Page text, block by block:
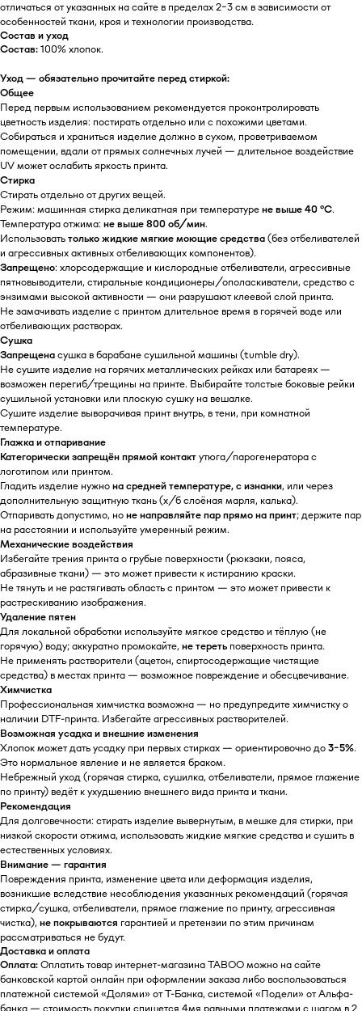
отличаться от указанных на сайте в пределах 2–3 см в зависимости от
особенностей ткани, кроя и технологии производства.
Состав и уход
Состав:100% хлопок.
Уход — обязательно прочитайте перед стиркой:
Общее
Перед первым использованием рекомендуется проконтролировать
цветность изделия: постирать отдельно или с похожими цветами.
Собираться и храниться изделие должно в сухом, проветриваемом
помещении, вдали от прямых солнечных лучей — длительное воздействие
UV может ослабить яркость принта.
Стирка
Стирать отдельно от других вещей.
Режим: машинная стирка деликатная при температурене выше 40 °C.
Температура отжима:не выше 800 об/мин.
Использоватьтолько жидкие мягкие моющие средства(без отбеливателей
и агрессивных активных отбеливающих компонентов).
Запрещено: хлорсодержащие и кислородные отбеливатели, агрессивные
пятновыводители, стиральные кондиционеры/ополаскиватели, средство с
энзимами высокой активности — они разрушают клеевой слой принта.
Не замачивать изделие с принтом длительное время в горячей воде или
отбеливающих растворах.
Сушка
Запрещенасушка в барабане сушильной машины (tumble dry).
Не сушите изделие на горячих металлических рейках или батареях —
возможен перегиб/трещины на принте. Выбирайте толстые боковые рейки
сушильной установки или плоскую сушку на вешалке.
Сушите изделие выворачивая принт внутрь, в тени, при комнатной
температуре.
Глажка и отпаривание
Категорически запрещён прямой контактутюга/парогенератора с
логотипом или принтом.
Гладить изделие нужнона средней температуре, с изнанки, или через
дополнительную защитную ткань (х/б слоёная марля, калька).
Отпаривать допустимо, ноне направляйте пар прямо на принт; держите пар
на расстоянии и используйте умеренный режим.
Механические воздействия
Избегайте трения принта о грубые поверхности (рюкзаки, пояса,
абразивные ткани) — это может привести к истиранию краски.
Не тянуть и не растягивать область с принтом — это может привести к
растрескиванию изображения.
Удаление пятен
Для локальной обработки используйте мягкое средство и тёплую (не
горячую) воду; аккуратно промокайте,не тереть поверхность принта.
Не применять растворители (ацетон, спиртосодержащие чистящие
средства) в местах принта — возможное повреждение и обесцвечивание.
Химчистка
Профессиональная химчистка возможна — но предупредите химчистку о
наличии DTF-принта. Избегайте агрессивных растворителей.
Возможная усадка и внешние изменения
Хлопок может дать усадку при первых стирках — ориентировочно до3–5%.
Это нормальное явление и не является браком.
Небрежный уход (горячая стирка, сушилка, отбеливатели, прямое глажение
по принту) ведёт к ухудшению внешнего вида принта и ткани.
Рекомендация
Для долговечности: стирать изделие вывернутым, в мешке для стирки, при
низкой скорости отжима, использовать жидкие мягкие средства и сушить в
естественных условиях.
Внимание — гарантия
Повреждения принта, изменение цвета или деформация изделия,
возникшие вследствие несоблюдения указанных рекомендаций (горячая
стирка/сушка, отбеливатели, прямое глажение по принту, агрессивная
чистка),не покрываются гарантией и претензии по этим причинам
рассматриваться не будут.
Доставка и оплата
Оплата:Оплатить товар интернет-магазина TABOO можно на сайте
банковской картой онлайн при оформлении заказа либо воспользоваться
платежной системой «Долями» от Т-Банка, системой «Подели» от Альфа-
банка — стоимость покупки спишется 4мя равными платежами с шагом в 2
БУДЬТЕ В КУРСЕ НАШИХ
НОВИНОК И АКЦИЙ
Подпишитесь на нашу рассылку и
получайте уведомления о наших